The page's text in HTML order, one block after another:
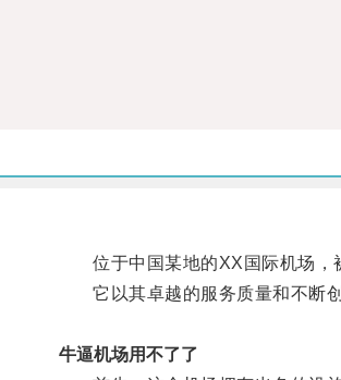
位于中国某地的XX国际机场，
它以其卓越的服务质量和不断创
牛逼机场用不了了